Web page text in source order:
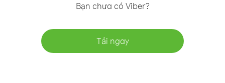
Bạn chưa có Viber?
Tải ngay